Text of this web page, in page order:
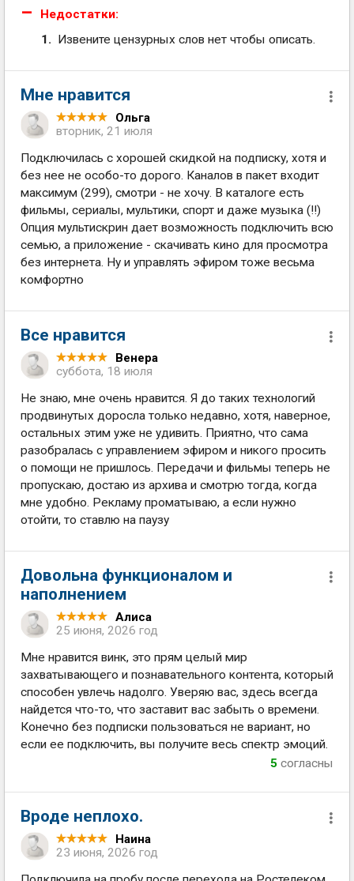
Недостатки:
Извените цензурных слов нет чтобы описать.
Мне нравится
Ольга
вторник, 21 июля
Подключилась с хорошей скидкой на подписку, хотя и
без нее не особо-то дорого. Каналов в пакет входит
максимум (299), смотри - не хочу. В каталоге есть
фильмы, сериалы, мультики, спорт и даже музыка (!!)
Опция мультискрин дает возможность подключить всю
семью, а приложение - скачивать кино для просмотра
без интернета. Ну и управлять эфиром тоже весьма
комфортно
Все нравится
Венера
суббота, 18 июля
Не знаю, мне очень нравится. Я до таких технологий
продвинутых доросла только недавно, хотя, наверное,
остальных этим уже не удивить. Приятно, что сама
разобралась с управлением эфиром и никого просить
о помощи не пришлось. Передачи и фильмы теперь не
пропускаю, достаю из архива и смотрю тогда, когда
мне удобно. Рекламу проматываю, а если нужно
отойти, то ставлю на паузу
Довольна функционалом и
наполнением
Алиса
25 июня, 2026 год
Мне нравится винк, это прям целый мир
захватывающего и познавательного контента, который
способен увлечь надолго. Уверяю вас, здесь всегда
найдется что-то, что заставит вас забыть о времени.
Конечно без подписки пользоваться не вариант, но
если ее подключить, вы получите весь спектр эмоций.
5 согласны
Вроде неплохо.
Наина
23 июня, 2026 год